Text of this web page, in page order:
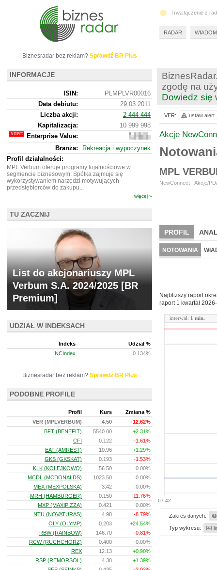
zgodę na
Dowiedz się
Akcje
MPL
NewConnect - Akcje/
PROFIL
BR LAB
NOTOWANIA
Najbliższy raport
raport 1 kwartał
07:42
interwał: 1 min.
Zakres danych:
Typ wykresu:
VER: ustaw alert
Biznesradar bez reklam? Sprawdź BR Plus
INFORMACJE
ISIN:
PLMPLVR00016
Data debiutu:
29.03.2011
Liczba akcji:
2 444 444
Kapitalizacja:
10 999 998
Enterprise Value:
8
474
998
Branża:
Rekreacja i wypoczynek
Profil działalności:
MPL Verbum oferuje programy lojalnościowe w
segmencie biznesowym. Spółka zajmuje się
wykorzystywaniem narzędzi motywujących
przedsiębiorców do zakupu...
więcej »
TU ZACZNIJ
List do akcjonariuszy MPL
Verbum S.A. 2024/2025 [BR
Premium]
UDZIAŁ W INDEKSACH
Indeks
Udział %
NCIndex
0.134%
Biznesradar bez reklam? Sprawdź BR Plus
PODOBNE PROFILE
Profil Kurs
Zmiana %
VER (MPLVERBUM)
4.50
-12.62%
BFT (BENEFIT)
5540.00
+2.31%
CFI
0.122
-1.61%
EAT (AMREST)
10.96
+1.29%
GKS (GKSKAT)
0.193
-1.53%
KLK (KOLEJKOWO)
56.50
0.00%
MCDL (MCDONALDS)
1023.50
0.00%
MEX (MEXPOLSKA)
3.42
0.00%
MRH (HAMBURGER)
0.150
-11.76%
MXP (MAXIPIZZA)
0.421
0.00%
NTU (NOVATURAS)
4.98
-8.79%
OLY (OLYMP)
0.203
+24.54%
RBW (RAINBOW)
146.70
-0.81%
RCW (RUCHCHORZ)
0.400
0.00%
REX
12.13
+0.90%
RSP (REMORSOL)
4.38
+1.39%
Trwa łączenie z
RADAR